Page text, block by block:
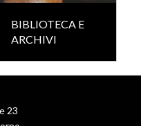
BIBLIOTECA E
ARCHIVI
23